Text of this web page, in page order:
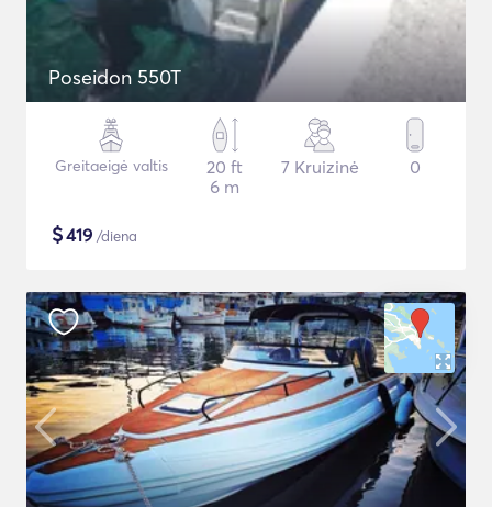
Poseidon 550T
Greitaeigė valtis
20 ft
6 m
7 Kruizinė 0
$419 /diena